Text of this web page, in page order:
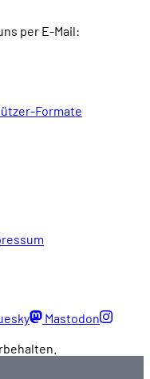
per E-Mail:
Formate
Mastodon